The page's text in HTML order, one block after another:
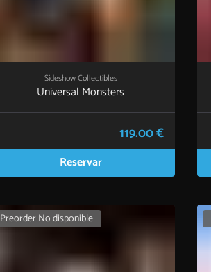
Sideshow Collectibles
Universal Monsters
119.00 €
Reservar
Preorder No disponible